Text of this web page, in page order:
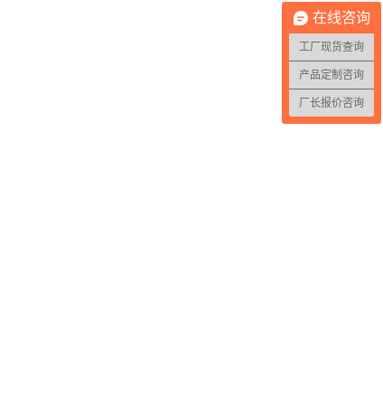
在线咨询
工厂现货查询
产品定制咨询
厂长报价咨询